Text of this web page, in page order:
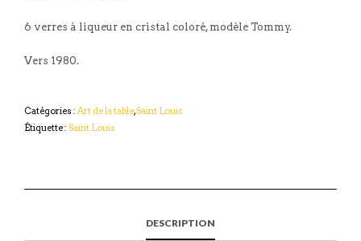
6 verres à liqueur en cristal coloré, modèle Tommy.
Vers 1980.
Catégories : Art de la table,Saint Louis
Étiquette : Saint Louis
DESCRIPTION